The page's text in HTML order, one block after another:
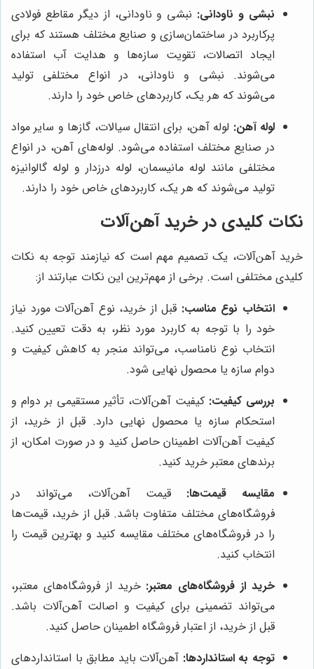
نبشی و ناودانی: نبشی و ناودانی، از دیگر مقاطع فولادی
پرکاربرد در ساختمان‌سازی و صنایع مختلف هستند که برای
ایجاد اتصالات، تقویت سازه‌ها و هدایت آب استفاده
می‌شوند. نبشی و ناودانی، در انواع مختلفی تولید
می‌شوند که هر یک، کاربردهای خاص خود را دارند.
لوله آهن: لوله آهن، برای انتقال سیالات، گازها و سایر مواد
در صنایع مختلف استفاده می‌شود. لوله‌های آهن، در انواع
مختلفی مانند لوله مانیسمان، لوله درزدار و لوله گالوانیزه
تولید می‌شوند که هر یک، کاربردهای خاص خود را دارند.
نکات کلیدی در خرید آهن‌آلات
خرید آهن‌آلات، یک تصمیم مهم است که نیازمند توجه به نکات
کلیدی مختلفی است. برخی از مهم‌ترین این نکات عبارتند از:
انتخاب نوع مناسب: قبل از خرید، نوع آهن‌آلات مورد نیاز
خود را با توجه به کاربرد مورد نظر، به دقت تعیین کنید.
انتخاب نوع نامناسب، می‌تواند منجر به کاهش کیفیت و
دوام سازه یا محصول نهایی شود.
بررسی کیفیت: کیفیت آهن‌آلات، تأثیر مستقیمی بر دوام و
استحکام سازه یا محصول نهایی دارد. قبل از خرید، از
کیفیت آهن‌آلات اطمینان حاصل کنید و در صورت امکان، از
برندهای معتبر خرید کنید.
مقایسه قیمت‌ها: قیمت آهن‌آلات، می‌تواند در
فروشگاه‌های مختلف متفاوت باشد. قبل از خرید، قیمت‌ها
را در فروشگاه‌های مختلف مقایسه کنید و بهترین قیمت را
انتخاب کنید.
خرید از فروشگاه‌های معتبر: خرید از فروشگاه‌های معتبر،
می‌تواند تضمینی برای کیفیت و اصالت آهن‌آلات باشد.
قبل از خرید، از اعتبار فروشگاه اطمینان حاصل کنید.
توجه به استانداردها: آهن‌آلات باید مطابق با استانداردهای